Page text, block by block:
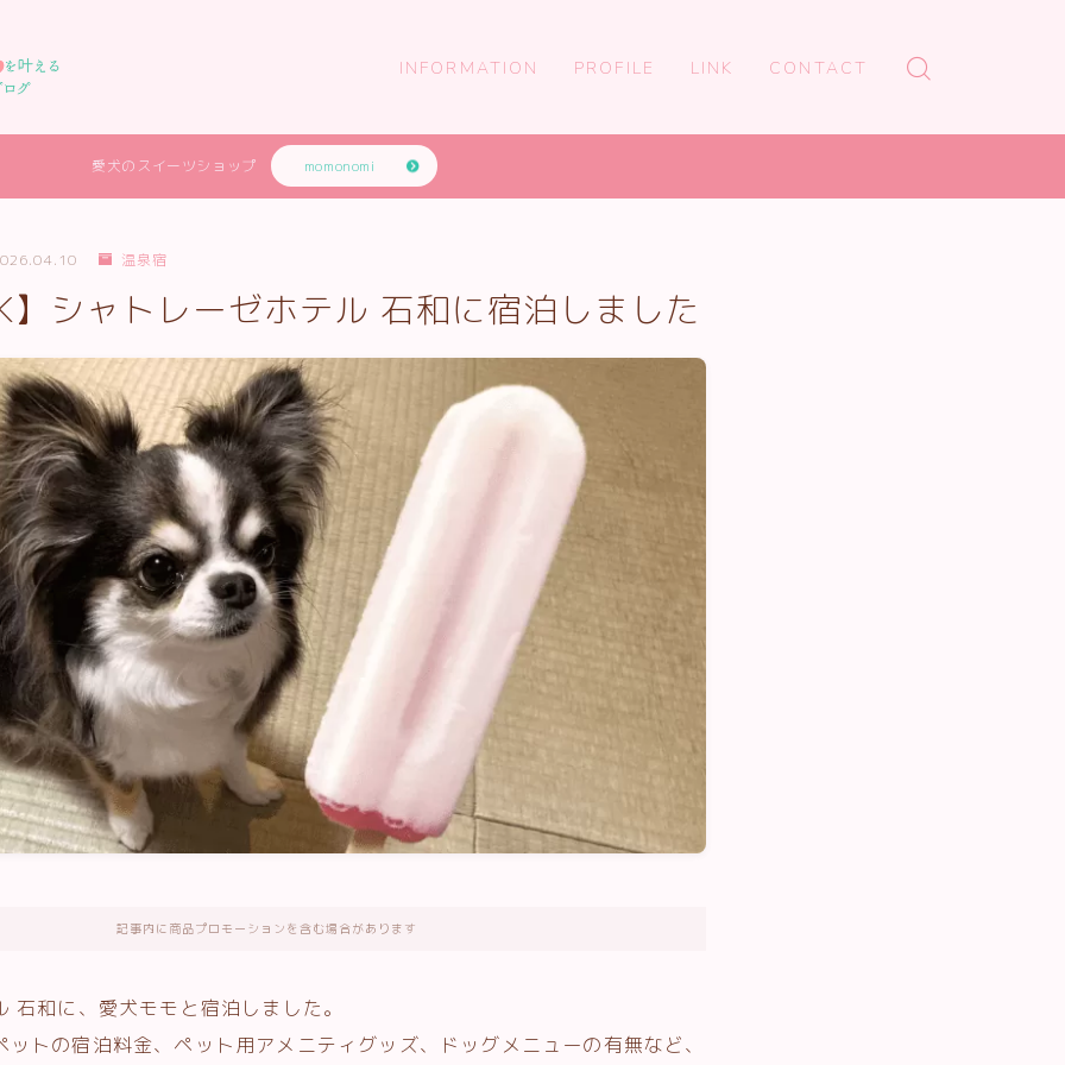
INFORMATION PROFILE LINK CONTACT
愛犬のスイーツショップ momonomi
温泉宿
】シャトレーゼホテル 石和に宿泊しました
記事内に商品プロモーションを含む場合があります
石和に、愛犬モモと宿泊しました。
トの宿泊料金、ペット用アメニティグッズ、ドッグメニューの有無など、